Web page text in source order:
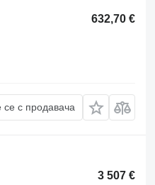
632,70 €
с продавача
3 507 €